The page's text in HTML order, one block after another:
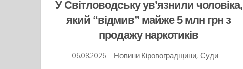
У Світловодську ув’язнили чоловіка,
який “відмив” майже 5 млн грн з
продажу наркотиків
06.08.2026
Новини Кіровоградщини, Суди